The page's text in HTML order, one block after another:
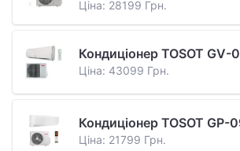
Ціна: 28199 Грн.
Кондиціонер TOSOT GV-
Ціна: 43099 Грн.
Кондиціонер TOSOT GP-
Ціна: 21799 Грн.